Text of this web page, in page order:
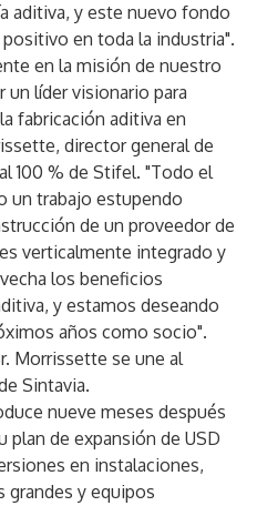
aditiva, y este nuevo fondo
en toda la industria".
en la misión de nuestro
líder visionario para
fabricación aditiva en
director general de
100 % de Stifel. "Todo el
un trabajo estupendo
de un proveedor de
verticalmente integrado y
los beneficios
y estamos deseando
años como socio".
Morrissette se une al
Sintavia.
nueve meses después
plan de expansión de USD
en instalaciones,
grandes y equipos